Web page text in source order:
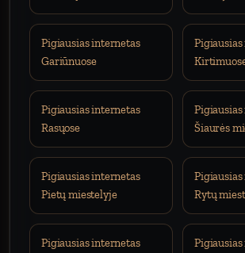
Pigiausias internetas
Gariūnuose
Pigiausias internetas
Rasųose
Šiaurės
Pigiausias internetas
Pietų miestelyje
Rytų
Pigiausias internetas